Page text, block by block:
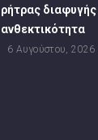
ρήτρας διαφυγής
ανθεκτικότητα
6 Αυγούστου, 2026